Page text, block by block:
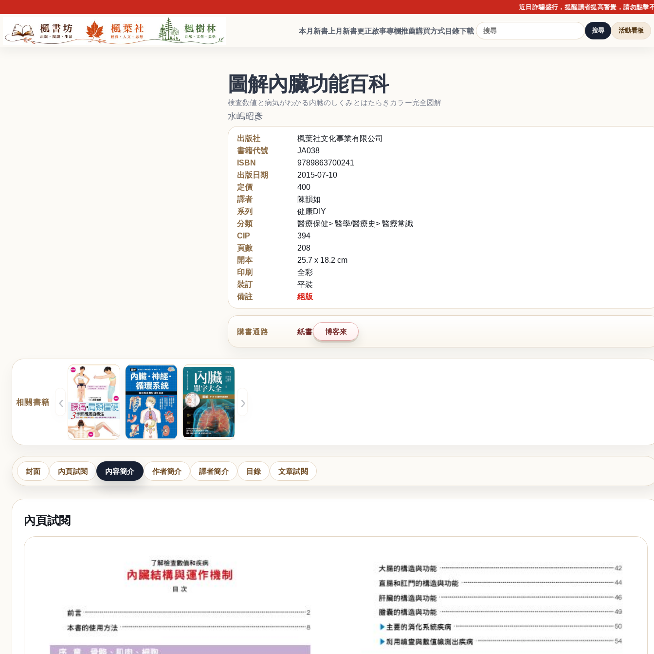
近日詐騙盛行，提醒讀者提高警覺，請勿點擊不明連
本月新書 上月新書更正啟事專欄推薦購買方式目錄下載 搜尋 活動看板
圖解內臟功能百科
検査数値と病気がわかる内臓のしくみとはたらきカラー完全図解
水嶋昭彥
出版社
楓葉社文化事業有限公司
書籍代號
JA038
ISBN
9789863700241
出版日期
2015-07-10
定價
400
譯者
陳韻如
系列
健康DIY
分類
醫療保健> 醫學/醫療史> 醫療常識
CIP
394
頁數
208
開本
25.7 x 18.2 cm
印刷
全彩
裝訂
平裝
備註
絕版
購書通路 紙書 博客來
相關書籍 ‹ ›
封面 內頁試閱 內容簡介 作者簡介 譯者簡介 目錄 文章試閱
內頁試閱